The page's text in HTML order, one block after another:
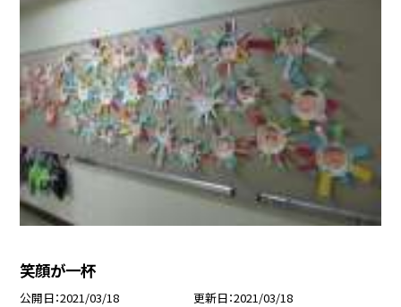
笑顔が一杯
公開日 2021/03/18 更新日 2021/03/18